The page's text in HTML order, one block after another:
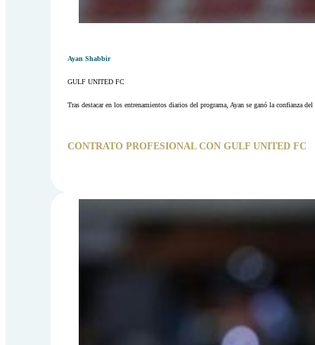
Ayan Shabbir
GULF UNITED FC
Tras destacar en los entrenamientos diarios del programa, Ayan se ganó la
CONTRATO PROFESIONAL CON GULF UNITED FC